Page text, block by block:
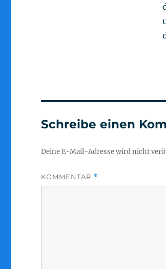
Schreibe einen
Deine E-Mail-Adresse wird nicht
KOMMENTAR *